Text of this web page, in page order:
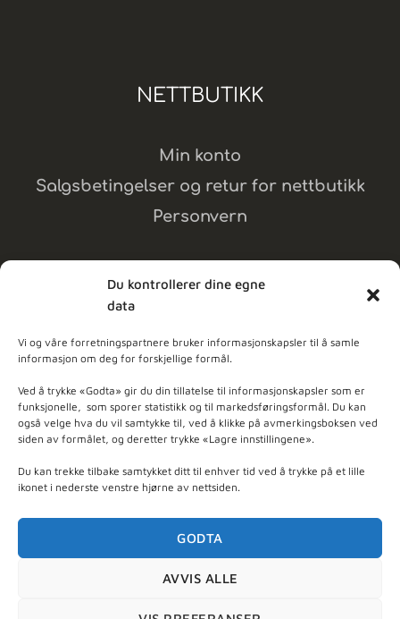
Du kontrollerer dine egne
data
Vi og våre forretningspartnere bruker informasjonskapsler til å samle
informasjon om deg for forskjellige formål.
Ved å trykke «Godta» gir du din tillatelse til informasjonskapsler som er
funksjonelle, som sporer statistikk og til markedsføringsformål. Du kan
også velge hva du vil samtykke til, ved å klikke på avmerkingsboksen ved
siden av formålet, og deretter trykke «Lagre innstillingene».
Du kan trekke tilbake samtykket ditt til enhver tid ved å trykke på et lille
ikonet i nederste venstre hjørne av nettsiden.
GODTA
AVVIS ALLE
NETTBUTIKK
Min konto
Salgsbetingelser og retur for nettbutikk
Personvern
MELD DEG PÅ NYHETSBREV
- Basert på103anmeldelser